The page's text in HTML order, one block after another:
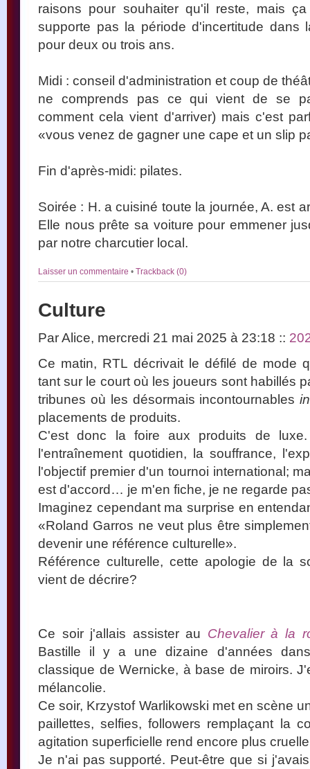
raisons pour souhaiter qu'il reste, mais
supporte pas la période d'incertitude dans
pour deux ou trois ans.
Midi : conseil d'administration et coup de
ne comprends pas ce qui vient de se
comment cela vient d'arriver) mais c'est
«vous venez de gagner une cape et un slip
Fin d'après-midi: pilates.
Soirée : H. a cuisiné toute la journée, A. est
Elle nous prête sa voiture pour emmener
par notre charcutier local.
Laisser un commentaire • Trackback (0)
Culture
Par Alice, mercredi 21 mai 2025 à 23:18 ::
Ce matin, RTL décrivait le défilé de mode
tant sur le court où les joueurs sont habillés
tribunes où les désormais incontournables
placements de produits.
C'est donc la foire aux produits de
l'entraînement quotidien, la souffrance,
l'objectif premier d'un tournoi international;
est d'accord… je m'en fiche, je ne regarde
Imaginez cependant ma surprise en
«Roland Garros ne veut plus être
devenir une référence culturelle».
Référence culturelle, cette apologie de la
vient de décrire?
Ce soir j'allais assister au Chevalier à la
Bastille il y a une dizaine d'années
classique de Wernicke, à base de miroirs.
mélancolie.
Ce soir, Krzystof Warlikowski met en scène
paillettes, selfies, followers remplaçant la
agitation superficielle rend encore plus
Je n'ai pas supporté. Peut-être que si